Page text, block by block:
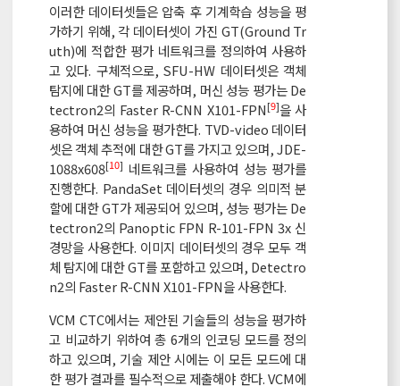
이러한 데이터셋들은 압축 후 기계학습 성능을 평
가하기 위해, 각 데이터셋이 가진 GT(Ground Tr
uth)에 적합한 평가 네트워크를 정의하여 사용하
고 있다. 구체적으로, SFU-HW 데이터셋은 객체
탐지에 대한 GT를 제공하며, 머신 성능 평가는 De
tectron2의 Faster R-CNN X101-FPN[9]을 사
용하여 머신 성능을 평가한다. TVD-video 데이터
셋은 객체 추적에 대한 GT를 가지고 있으며, JDE-
1088x608[10] 네트워크를 사용하여 성능 평가를
진행한다. PandaSet 데이터셋의 경우 의미적 분
할에 대한 GT가 제공되어 있으며, 성능 평가는 De
tectron2의 Panoptic FPN R-101-FPN 3x 신
경망을 사용한다. 이미지 데이터셋의 경우 모두 객
체 탐지에 대한 GT를 포함하고 있으며, Detectro
n2의 Faster R-CNN X101-FPN을 사용한다.
VCM CTC에서는 제안된 기술들의 성능을 평가하
고 비교하기 위하여 총 6개의 인코딩 모드를 정의
하고 있으며, 기술 제안 시에는 이 모든 모드에 대
한 평가 결과를 필수적으로 제출해야 한다. VCM에